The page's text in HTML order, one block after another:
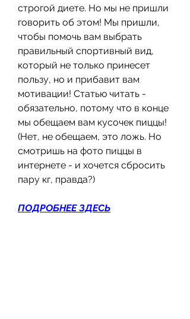
строгой диете. Но мы не пришли
говорить об этом! Мы пришли,
чтобы помочь вам выбрать
правильный спортивный вид,
который не только принесет
пользу, но и прибавит вам
мотивации! Статью читать -
обязательно, потому что в конце
мы обещаем вам кусочек пиццы!
(Нет, не обещаем, это ложь. Но
смотришь на фото пиццы в
интернете - и хочется сбросить
пару кг, правда?)
ПОДРОБНЕЕ ЗДЕСЬ